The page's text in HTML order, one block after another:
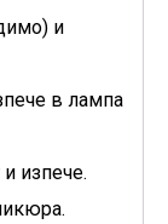
и
в лампа
изпече.